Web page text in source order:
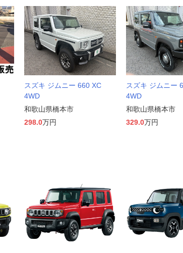
スズキ ジムニー 660 XC
4WD
和歌山県橋本市
298.0万円
スズキ ジムニー
4WD
和歌山県橋本市
329.0万円